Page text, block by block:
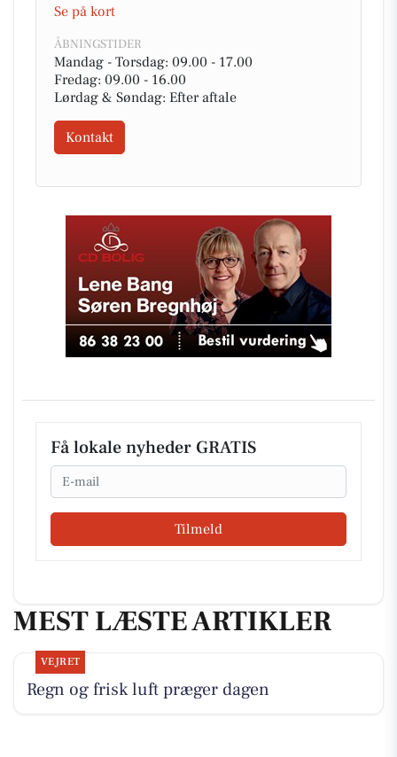
Se på kort
ÅBNINGSTIDER
Mandag - Torsdag: 09.00 - 17.00
Fredag: 09.00 - 16.00
Lørdag & Søndag: Efter aftale
Kontakt
Få lokale nyheder GRATIS
Email
Tilmeld
MEST LÆSTE ARTIKLER
VEJRET
Regn og frisk luft præger dagen